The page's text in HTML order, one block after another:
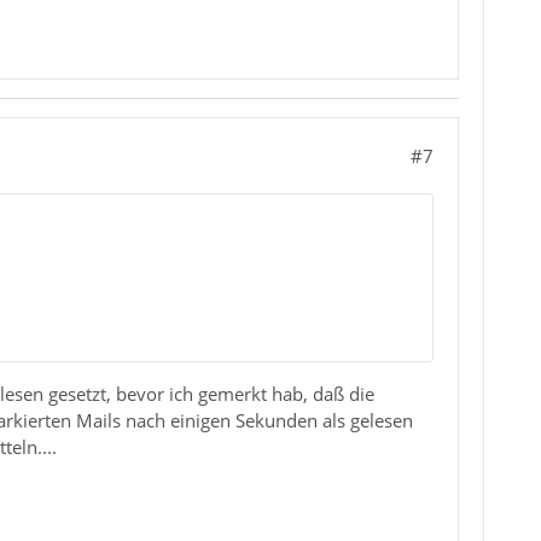
#7
gesetzt, bevor ich gemerkt hab, daß die
Mails nach einigen Sekunden als gelesen